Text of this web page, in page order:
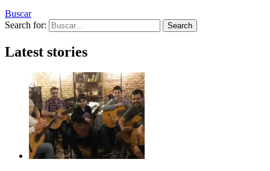
Buscar
Search for:
Search
Latest stories